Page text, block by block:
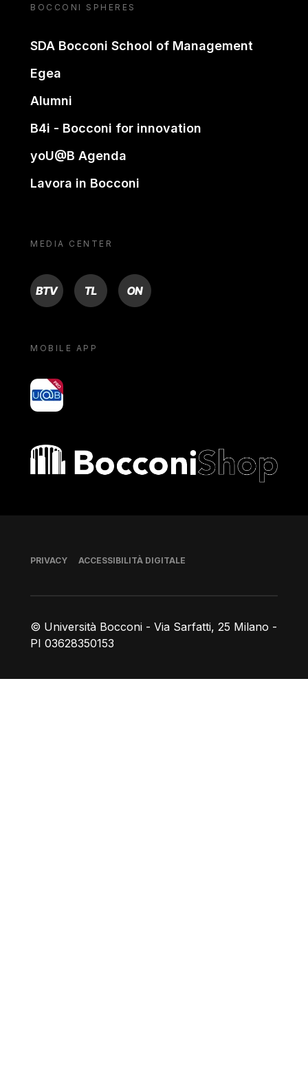
BOCCONI SPHERES
SDA Bocconi School of Management
Egea
Alumni
B4i - Bocconi for innovation
yoU@B Agenda
Lavora in Bocconi
MEDIA CENTER
BTV TL ON
MOBILE APP
yoU@B
Bocconi shop
© Università Bocconi - Via Sarfatti, 25 Milano -
PI 03628350153
Piè di pagina
PRIVACY ACCESSIBILITÀ DIGITALE